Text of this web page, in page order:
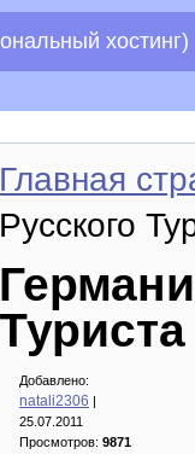
хостинг)
Главная
Русского
Туриста
Добавлено:
natali2306 |
25.07.2011
Просмотров: 9871